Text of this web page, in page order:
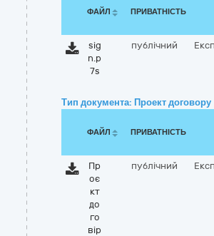
ФАЙЛ ПРИВАТНІСТЬ
sig
n.p
7s
публічний
Тип документа: Проект договору
ФАЙЛ ПРИВАТНІСТЬ
Пр
оє
кт
до
го
вір
публічний